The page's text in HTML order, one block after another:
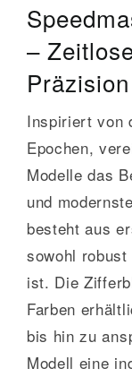
–
Präzision
Inspiriert von
Epochen,
Modelle das
und
besteht aus
sowohl
ist. Die
Farben
bis hin zu
Modell eine